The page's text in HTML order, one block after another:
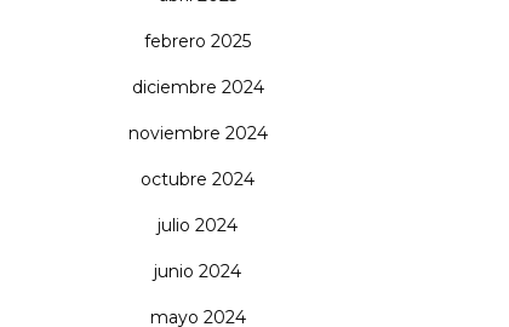
febrero 2025
diciembre 2024
noviembre 2024
octubre 2024
julio 2024
junio 2024
mayo 2024